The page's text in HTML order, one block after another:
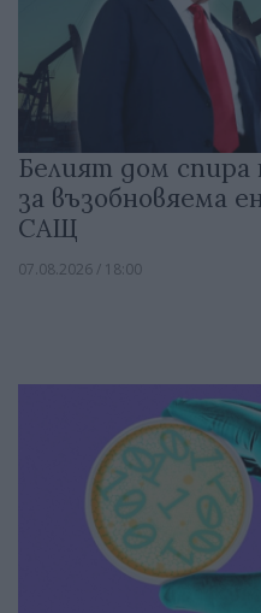
Белият дом спира
за възобновяема
САЩ
07.08.2026 / 18:00